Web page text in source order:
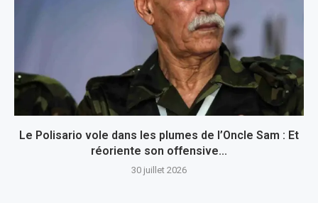
Le Polisario vole dans les plumes de l’Oncle Sam : Et
réoriente son offensive...
30 juillet 2026